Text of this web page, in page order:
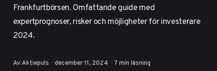
Frankfurtbörsen. Omfattande guide med
expertprognoser, risker och möjligheter för investerare
2024.
Av:Aktiepuls Publicerad
december 11, 2024 7 min läsning